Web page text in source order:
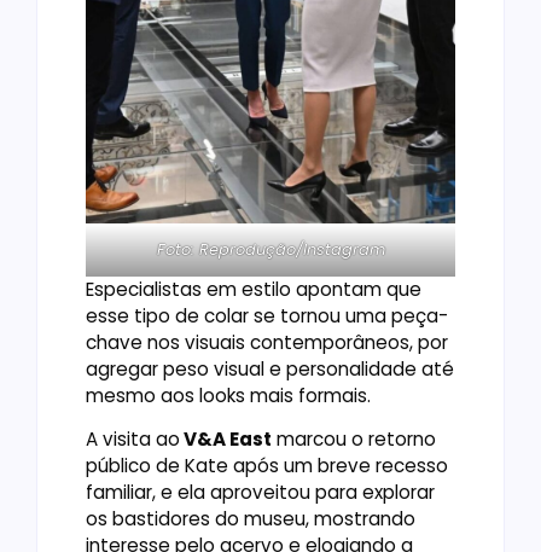
Foto: Reprodução/Instagram
Especialistas em estilo apontam que
esse tipo de colar se tornou uma peça-
chave nos visuais contemporâneos, por
agregar peso visual e personalidade até
mesmo aos looks mais formais.
A visita aoV&A East marcou o retorno
público de Kate após um breve recesso
familiar, e ela aproveitou para explorar
os bastidores do museu, mostrando
interesse pelo acervo e elogiando a